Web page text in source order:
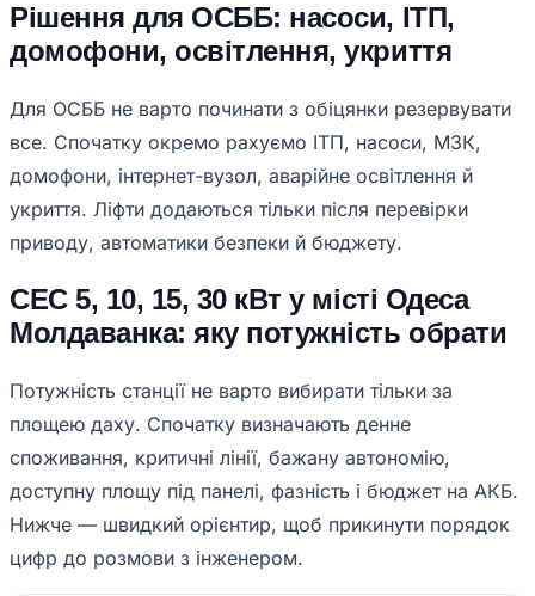
Рішення для ОСББ: насоси, ІТП,
домофони, освітлення, укриття
Для ОСББ не варто починати з обіцянки резервувати
все. Спочатку окремо рахуємо ІТП, насоси, МЗК,
домофони, інтернет-вузол, аварійне освітлення й
укриття. Ліфти додаються тільки після перевірки
приводу, автоматики безпеки й бюджету.
СЕС 5, 10, 15, 30 кВт у місті Одеса
Молдаванка: яку потужність обрати
Потужність станції не варто вибирати тільки за
площею даху. Спочатку визначають денне
споживання, критичні лінії, бажану автономію,
доступну площу під панелі, фазність і бюджет на АКБ.
Нижче — швидкий орієнтир, щоб прикинути порядок
цифр до розмови з інженером.